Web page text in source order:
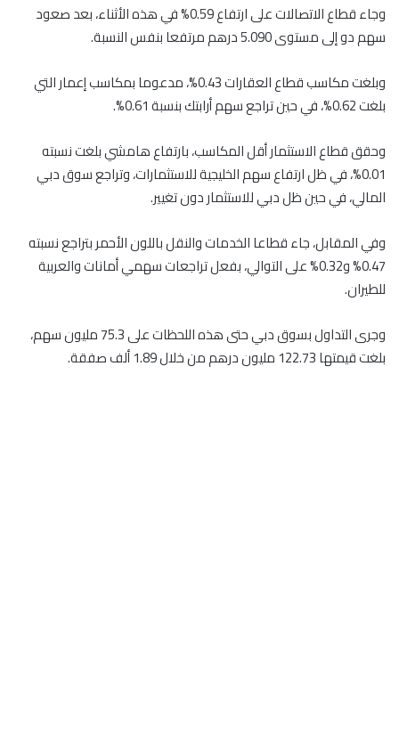
وجاء قطاع الاتصالات على ارتفاع 0.59% في هذه الأثناء، بعد صعود
سهم دو إلى مستوى 5.090 درهم مرتفعا بنفس النسبة.
وبلغت مكاسب قطاع العقارات 0.43%، مدعوما بمكاسب إعمار التي
بلغت 0.62%، في حين تراجع سهم أرابتك بنسبة 0.61%.
وحقق قطاع الاستثمار أقل المكاسب، بارتفاع هامشي بلغت نسبته
0.01%، في ظل ارتفاع سهم الخليجية للاستثمارات، وتراجع سوق دبي
المالي، في حين ظل دبي للاستثمار دون تغيير.
وفي المقابل، جاء قطاعا الخدمات والنقل باللون الأحمر بتراجع نسبته
0.47% و0.32% على التوالي، بفعل تراجعات سهمي أمانات والعربية
للطيران.
وجرى التداول بسوق دبي حتى هذه اللحظات على 75.3 مليون سهم،
بلغت قيمتها 122.73 مليون درهم من خلال 1.89 ألف صفقة.